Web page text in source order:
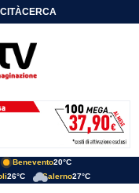
CERCA
Benevento20°C
26°C Salerno27°C